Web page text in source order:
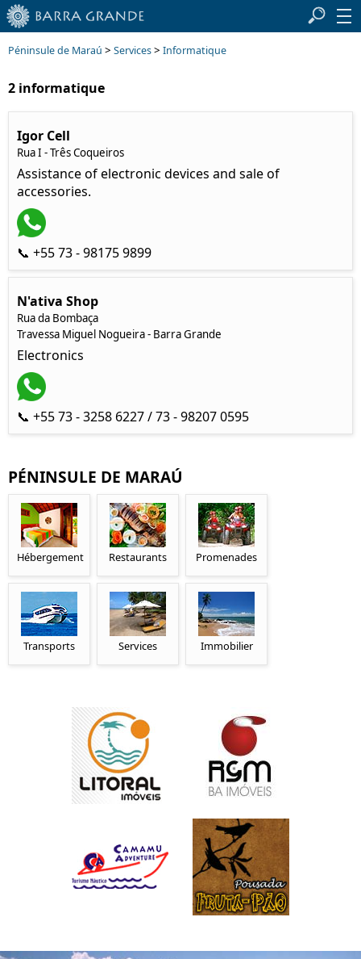
Péninsule de Maraú > Services> Informatique
2 informatique
Igor Cell
Rua I - Três Coqueiros
Assistance of electronic devices and sale of
accessories.
📞 +55 73 - 98175 9899
N'ativa Shop
Rua da Bombaça
Travessa Miguel Nogueira - Barra Grande
Electronics
📞 +55 73 - 3258 6227 / 73 - 98207 0595
PÉNINSULE DE MARAÚ
Hébergement Restaurants Promenades
Transports Services Immobilier